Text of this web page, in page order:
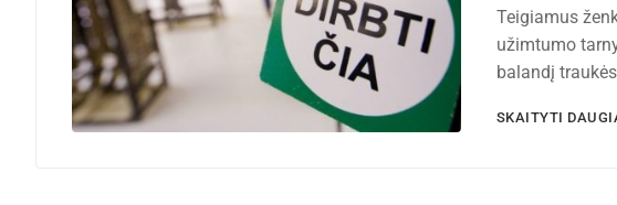
Teigiamus
užimtumo
balandį
SKAITYTI